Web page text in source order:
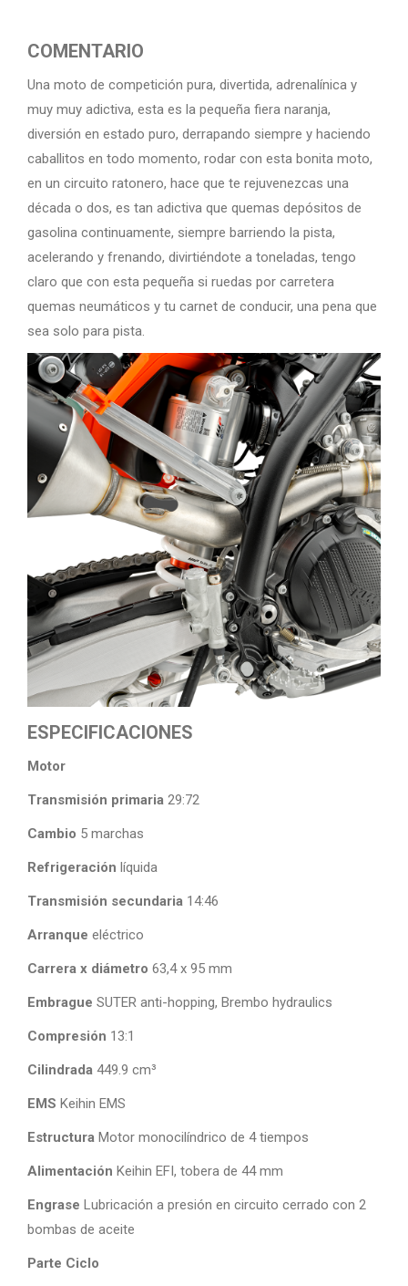
COMENTARIO
Una moto de competición pura, divertida, adrenalínica y
muy muy adictiva, esta es la pequeña fiera naranja,
diversión en estado puro, derrapando siempre y haciendo
caballitos en todo momento, rodar con esta bonita moto,
en un circuito ratonero, hace que te rejuvenezcas una
década o dos, es tan adictiva que quemas depósitos de
gasolina continuamente, siempre barriendo la pista,
acelerando y frenando, divirtiéndote a toneladas, tengo
claro que con esta pequeña si ruedas por carretera
quemas neumáticos y tu carnet de conducir, una pena que
sea solo para pista.
ESPECIFICACIONES
Motor
Transmisión primaria 29:72
Cambio 5 marchas
Refrigeración líquida
Transmisión secundaria 14:46
Arranque eléctrico
Carrera x diámetro 63,4 x 95 mm
Embrague SUTER anti-hopping, Brembo hydraulics
Compresión 13:1
Cilindrada 449.9 cm³
EMS Keihin EMS
Estructura Motor monocilíndrico de 4 tiempos
Alimentación Keihin EFI, tobera de 44 mm
Engrase Lubricación a presión en circuito cerrado con 2
bombas de aceite
Parte Ciclo